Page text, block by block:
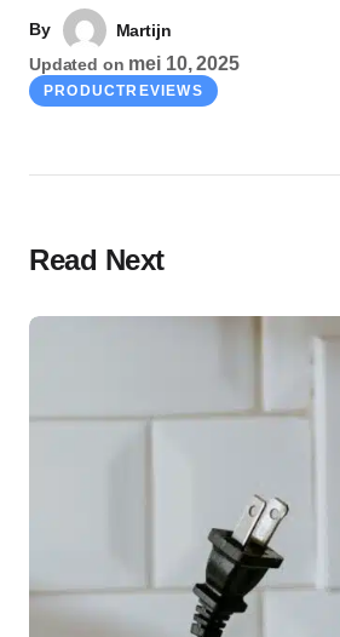
By
Martijn
Updated on mei 10, 2025
PRODUCTREVIEWS
Read Next